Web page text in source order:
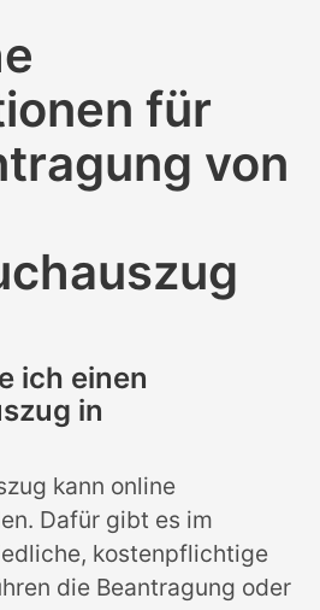
für
von
ich einen
in
kann online
Dafür gibt es im
kostenpflichtige
die Beantragung oder